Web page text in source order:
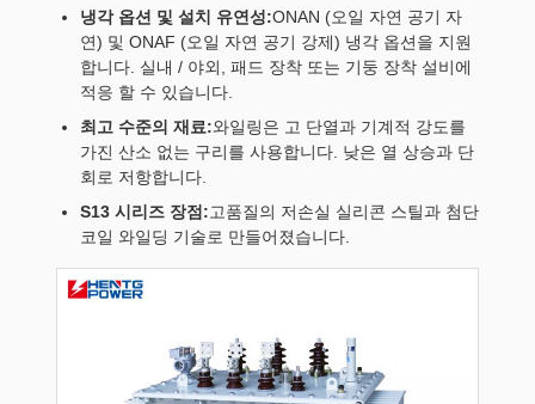
냉각 옵션 및 설치 유연성:ONAN (오일 자연 공기 자
연) 및 ONAF (오일 자연 공기 강제) 냉각 옵션을 지원
합니다. 실내 / 야외, 패드 장착 또는 기둥 장착 설비에
적응 할 수 있습니다.
최고 수준의 재료:와일링은 고 단열과 기계적 강도를
가진 산소 없는 구리를 사용합니다. 낮은 열 상승과 단
회로 저항합니다.
S13 시리즈 장점:고품질의 저손실 실리콘 스틸과 첨단
코일 와일딩 기술로 만들어졌습니다.